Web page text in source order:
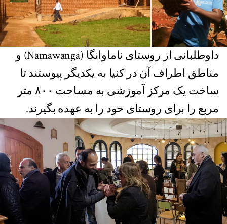
داوطلبانی از روستای ناماوانگا (Namawanga) و
مناطق اطراف آن در کنیا به یکدیگر پیوستند تا
ساخت یک مرکز آموزشی به مساحت ۸۰۰ متر
مربع را برای روستای خود را به عهده بگیرند.